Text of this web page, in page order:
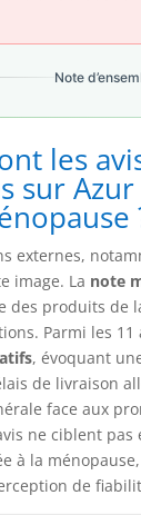
Note
les
sur
externes,
image. La note
des produits de
Parmi les 11
, évoquant
de livraison
face aux
ne ciblent pas
à la
de